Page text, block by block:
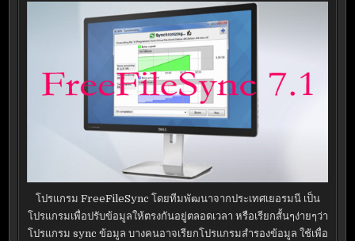
โปรแกรม FreeFileSync โดยทีมพัฒนาจากประเทศเยอรมนี เป็น
โปรแกรมเพื่อปรับข้อมูลให้ตรงกันอยู่ตลอดเวลา หรือเรียกสั้นๆง่ายๆว่า
โปรแกรม sync ข้อมูล บางคนอาจเรียกโปรแกรมสำรองข้อมูล ใช้เพื่อ